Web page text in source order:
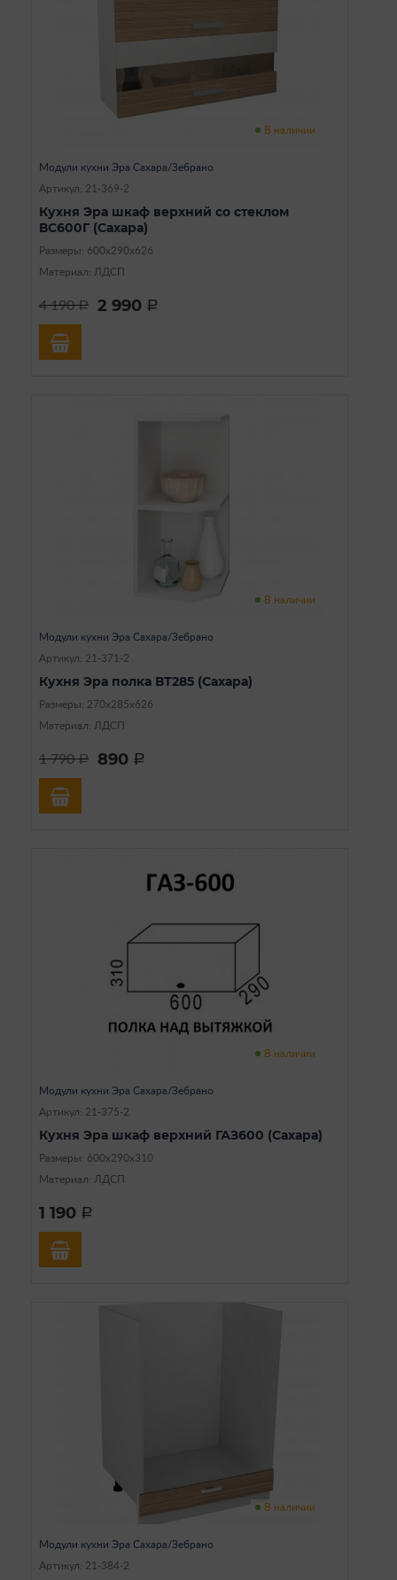
В наличии
Модули кухни Эра Сахара/Зебрано
Артикул: 21-369-2
Кухня Эра шкаф верхний со стеклом
ВС600Г (Сахара)
Размеры: 600х290х626
Материал: ЛДСП
4 190a 2 990 a
В наличии
Модули кухни Эра Сахара/Зебрано
Артикул: 21-371-2
Кухня Эра полка ВТ285 (Сахара)
Размеры: 270х285х626
Материал: ЛДСП
1 790a 890 a
В наличии
Модули кухни Эра Сахара/Зебрано
Артикул: 21-375-2
Кухня Эра шкаф верхний ГАЗ600 (Сахара)
Размеры: 600х290х310
Материал: ЛДСП
1 190 a
В наличии
Модули кухни Эра Сахара/Зебрано
Артикул: 21-384-2